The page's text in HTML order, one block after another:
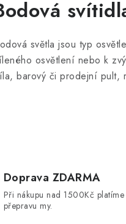
světla jsou typ
osvětlení nebo k
barový či prodejní pult,
Doprava ZDARMA
Při nákupu nad 1500Kč platíme
přepravu my.